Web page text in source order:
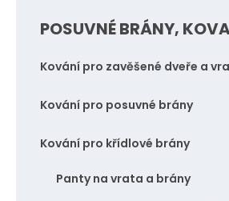
č
t
POSUVNÉ BRÁNY,
Kování pro zavěšené dveře a
Kování pro posuvné brány
Kování pro křídlové brány
Panty na vrata a brány